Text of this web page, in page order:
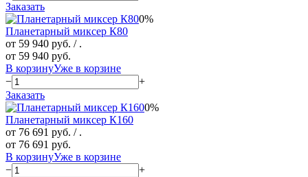
Заказать
0%
Планетарный миксер К80
от 59 940 руб. / .
от 59 940 руб.
В корзинуУже в корзине
−
+
Заказать
0%
Планетарный миксер К160
от 76 691 руб. / .
от 76 691 руб.
В корзинуУже в корзине
−
+